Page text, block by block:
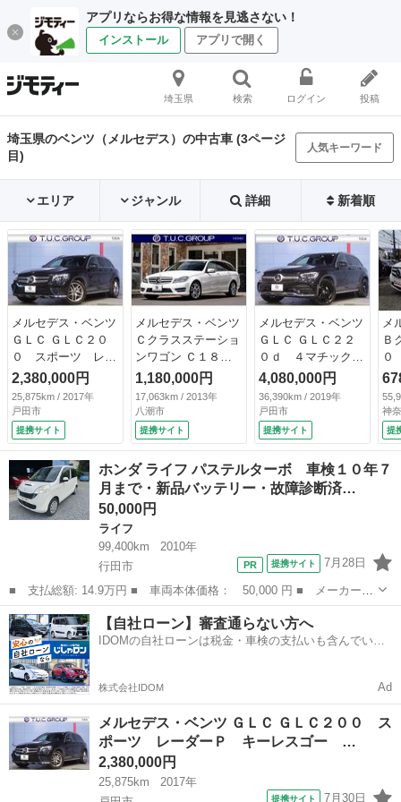
アプリならお得な情報を見逃さない！
インストール アプリで開く
埼玉県 検索 ログイン 投稿
埼玉県のベンツ（メルセデス）の中古車 (3ページ
目)
人気キーワード
エリア ジャンル 詳細 新着順
メルセデス・ベンツ
ＧＬＣ ＧＬＣ２０
０ スポーツ レー
ダーＰ キーレスゴ
ー コンビ革 シー
トヒーター ＨＤＤ
ナビ ３６０カメ
ラ ＰＴＳ 自動Ｒ
ゲート ハンズフリ
ーアクセス ＬＥＤ
ヘッドライト サイ
ドランニングボー
ド ＡＭＧエアロ＆
１９ＡＷ ２年保証
2,380,000円
25,875km / 2017年
戸田市
提携サイト
メルセデス・ベンツ
Ｃクラスステーショ
ンワゴン Ｃ１８０
ブルーエフィシェン
シーワゴンアバン
Ｇ ユーティリティ
＆レーダーＳＰ １
オーナー 黒革 ２
年保証 後期 Ｐス
タ ナビＴＶ Ｂカ
メ パークトロニッ
ク キセノン ＬＥ
ト アダプティブハ
イビーム ＡＭＧエ
ＣＣ （車検整備
1,180,000円
17,063km / 2013年
八潮市
提携サイト
メルセデス・ベンツ
ＧＬＣ ＧＬＣ２２
０ｄ ４マチック
ＡＭＧライン レザ
ーエクスクルーシブ
Ｐ 黒本革 パノラ
マサンルーフ １
０．２５インチワイ
ドナビ Ｃａｒｐｌ
ａｙ ブルメスター
サウンド リラクゼ
イ ２年保証 （検
4,080,000円
36,390km / 2019年
戸田市
提携サイト
メ
Ｂ
０
ト
フ
Ｄ
Ｂ
／
ク
神
提
ホンダ ライフ パステルターボ 車検１０年７
月まで・新品バッテリー・故障診断済…
50,000円
ライフ
99,400km
2010年
行田市
提携サイト 7月28日
■ 支払総額: 14.9万円 ■ 車両本体価格： 50,000 円 ■ メーカー
名： ホンダ ■ 車種名： ライフ ■ グレード名： パステルター
ボ 車検１０年７月まで・新品バッテリー・故障診断済・４ナンバー
バン登録可能・...
埼玉 行田市 ライフ ターボ
【自社ローン】審査通らない方へ
IDOMの自社ローンは税金・車検の支払いも含んでいる
株式会社IDOM Ad
メルセデス・ベンツ ＧＬＣ ＧＬＣ２００ ス
ポーツ レーダーＰ キーレスゴー …
2,380,000円
25,875km
2017年
提携サイト 7月30日